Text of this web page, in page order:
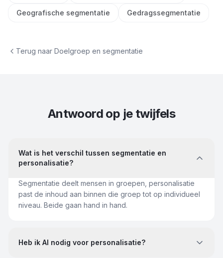
Geografische segmentatie Gedragssegmentatie
Terug naar Doelgroep en segmentatie
Antwoord op je twijfels
Wat is het verschil tussen segmentatie en
personalisatie?
Segmentatie deelt mensen in groepen, personalisatie
past de inhoud aan binnen die groep tot op individueel
niveau. Beide gaan hand in hand.
Heb ik AI nodig voor personalisatie?